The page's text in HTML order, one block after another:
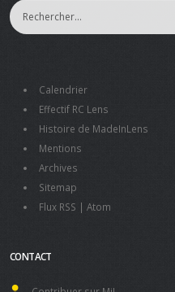
Calendrier
Effectif RC Lens
Histoire de MadeInLens
Mentions
Archives
Sitemap
Flux RSS | Atom
CONTACT